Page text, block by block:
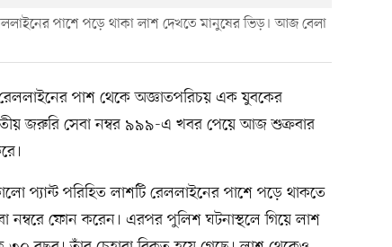
পাশে পড়ে থাকা লাশ দেখতে মানুষের ভিড়। আজ বেলা
পাশ থেকে অজ্ঞাতপরিচয় এক যুবকের
জরুরি সেবা নম্বর ৯৯৯-এ খবর পেয়ে আজ শুক্রবার
প্যান্ট পরিহিত লাশটি রেললাইনের পাশে পড়ে থাকতে
নম্বরে ফোন করেন। এরপর পুলিশ ঘটনাস্থলে গিয়ে লাশ